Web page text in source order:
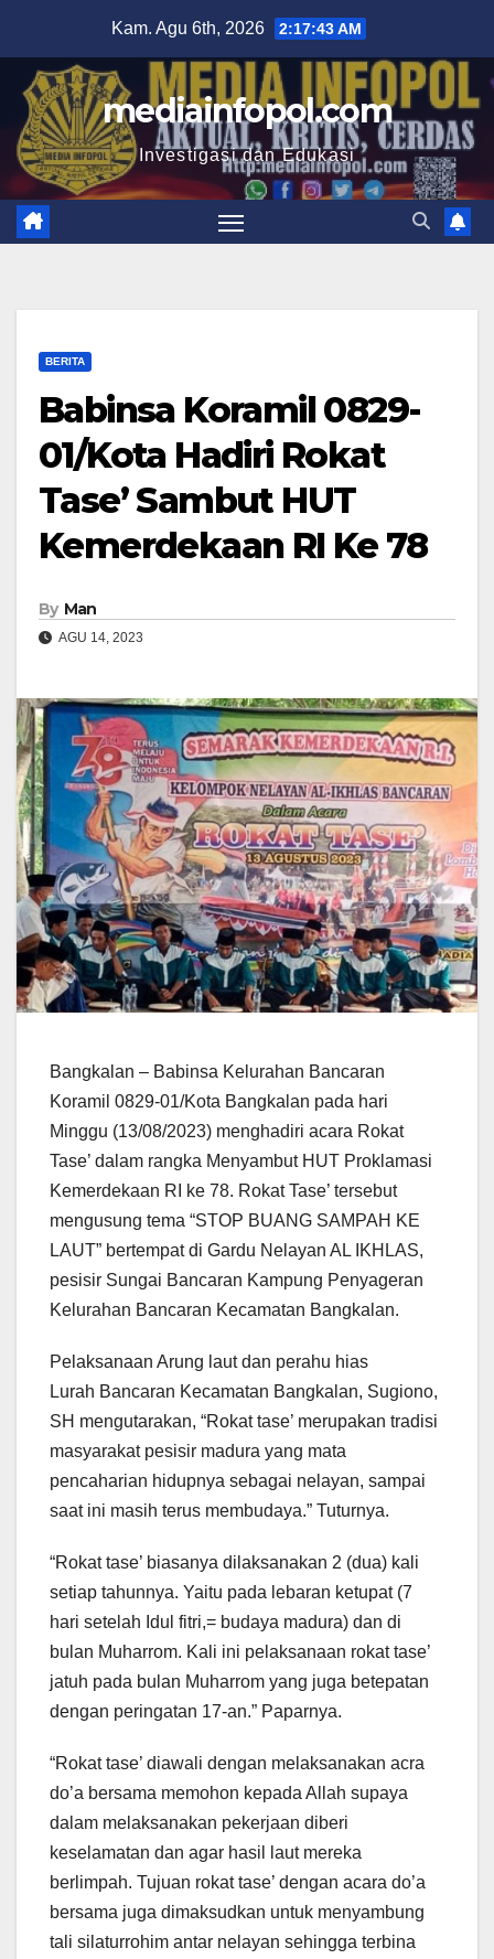
content
Kam. Agu 6th, 2026 2:17:44 AM
mediainfopol.com
Investigasi dan Edukasi
BERITA
Babinsa Koramil 0829-
01/Kota Hadiri Rokat
Tase’ Sambut HUT
Kemerdekaan RI Ke 78
By Man
AGU 14, 2023
Bangkalan – Babinsa Kelurahan Bancaran
Koramil 0829-01/Kota Bangkalan pada hari
Minggu (13/08/2023) menghadiri acara Rokat
Tase’ dalam rangka Menyambut HUT Proklamasi
Kemerdekaan RI ke 78. Rokat Tase’ tersebut
mengusung tema “STOP BUANG SAMPAH KE
LAUT” bertempat di Gardu Nelayan AL IKHLAS,
pesisir Sungai Bancaran Kampung Penyageran
Kelurahan Bancaran Kecamatan Bangkalan.
Pelaksanaan Arung laut dan perahu hias
Lurah Bancaran Kecamatan Bangkalan, Sugiono,
SH mengutarakan, “Rokat tase’ merupakan tradisi
masyarakat pesisir madura yang mata
pencaharian hidupnya sebagai nelayan, sampai
saat ini masih terus membudaya.” Tuturnya.
“Rokat tase’ biasanya dilaksanakan 2 (dua) kali
setiap tahunnya. Yaitu pada lebaran ketupat (7
hari setelah Idul fitri,= budaya madura) dan di
bulan Muharrom. Kali ini pelaksanaan rokat tase’
jatuh pada bulan Muharrom yang juga betepatan
dengan peringatan 17-an.” Paparnya.
“Rokat tase’ diawali dengan melaksanakan acra
do’a bersama memohon kepada Allah supaya
dalam melaksanakan pekerjaan diberi
keselamatan dan agar hasil laut mereka
berlimpah. Tujuan rokat tase’ dengan acara do’a
bersama juga dimaksudkan untuk menyambung
tali silaturrohim antar nelayan sehingga terbina